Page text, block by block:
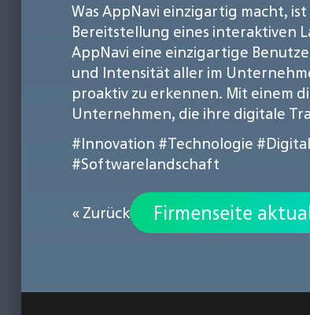
Was AppNavi einzigartig macht,
Bereitstellung eines interaktiven
AppNavi eine einzigartige
und Intensität aller im
proaktiv zu erkennen. Mit einem
Unternehmen, die ihre digitale
#Innovation #Technologie
#Softwarelandschaft
« Zurück Firmenseite